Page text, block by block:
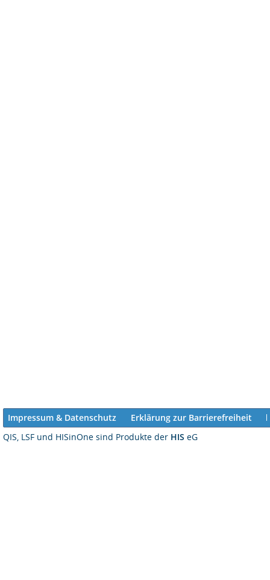
Impressum & Datenschutz
Erklärung zur Barrierefreiheit
QIS, LSF und HISinOne sind Produkte der HIS eG